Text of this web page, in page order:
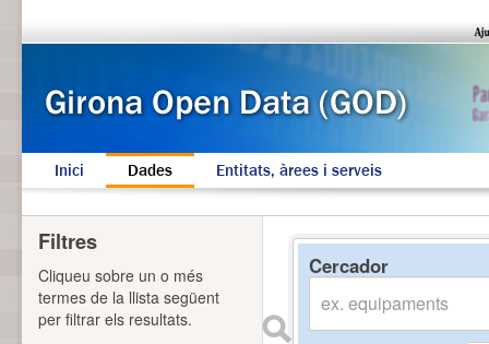
Inici Dades Entitats, àrees i serveis
Cercador
Filtres
Cliqueu sobre un o més
termes de la llista següent
per filtrar els resultats.